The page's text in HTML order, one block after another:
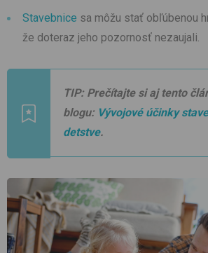
Stavebnice sa môžu stať obľúbenou
že doteraz jeho pozornosť nezaujali.
TIP: Prečítajte si aj tento
blogu: Vývojové účinky
detstve.